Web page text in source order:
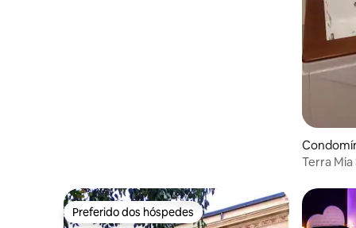
Terra Mia
Preferido dos hóspedes
Preferido dos hóspedes